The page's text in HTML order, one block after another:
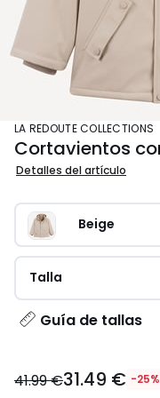
LA REDOUTE COLLECTIONS
Cortavientos
Detalles del artículo
Beige
Talla
Guía de tallas
€
41.99 €31.49 € -25%